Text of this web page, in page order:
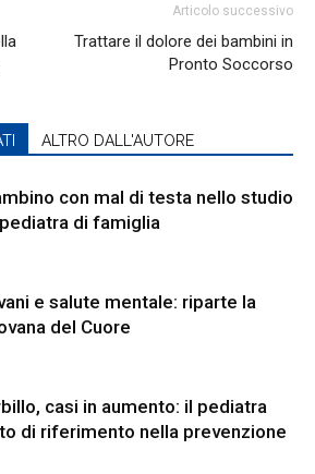
Articolo successivo
Trattare il dolore dei bambini in
Pronto Soccorso
ALTRO DALL'AUTORE
con mal di testa nello studio
di famiglia
e salute mentale: riparte la
del Cuore
casi in aumento: il pediatra
di riferimento nella prevenzione